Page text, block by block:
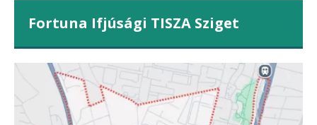
Fortuna Ifjúsági TISZA Sziget